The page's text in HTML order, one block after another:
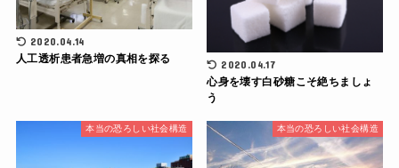
2020.04.14
人工透析患者急増の真相を探る 2020.04.17
心身を壊す白砂糖こそ絶ちましょ
う
本当の恐ろしい社会構造 本当の恐ろしい社会構造